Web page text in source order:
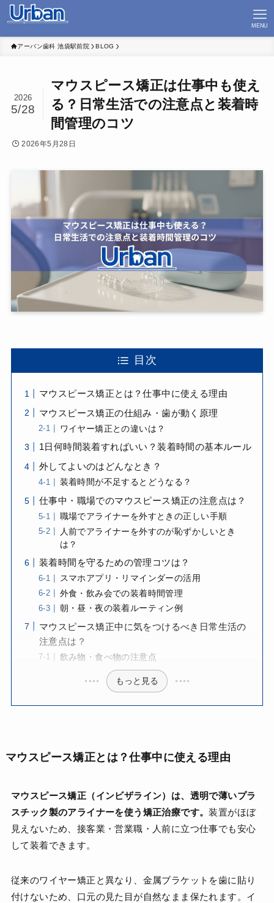
MENU
アーバン歯科 池袋駅前院 BLOG
マウスピース矯正は仕事中も使え
る？日常生活での注意点と装着時
間管理のコツ
2026
5/28
2026年5月28日
目次
マウスピース矯正とは？仕事中に使える理由
マウスピース矯正の仕組み・歯が動く原理
ワイヤー矯正との違いは？
1日何時間装着すればいい？装着時間の基本ルール
外してよいのはどんなとき？
装着時間が不足するとどうなる？
仕事中・職場でのマウスピース矯正の注意点は？
職場でアライナーを外すときの正しい手順
人前でアライナーを外すのが恥ずかしいとき
は？
装着時間を守るための管理コツは？
スマホアプリ・リマインダーの活用
外食・飲み会での装着時間管理
朝・昼・夜の装着ルーティン例
マウスピース矯正中に気をつけるべき日常生活の
注意点は？
飲み物・食べ物の注意点
もっと見る
マウスピース矯正とは？仕事中に使える理由
マウスピース矯正（インビザライン）は、透明で薄いプラ
スチック製のアライナーを使う矯正治療です。装置がほぼ
見えないため、接客業・営業職・人前に立つ仕事でも安心
して装着できます。
従来のワイヤー矯正と異なり、金属ブラケットを歯に貼り
付けないため、口元の見た目が自然なまま保たれます。イ